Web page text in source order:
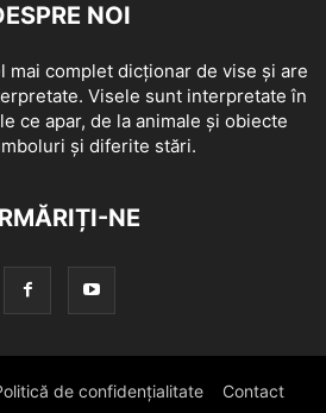
NOI
mai complet dicționar de vise și are
Visele sunt interpretate în
ce apar, de la animale și obiecte
și diferite stări.
NE
de confidențialitate Contact